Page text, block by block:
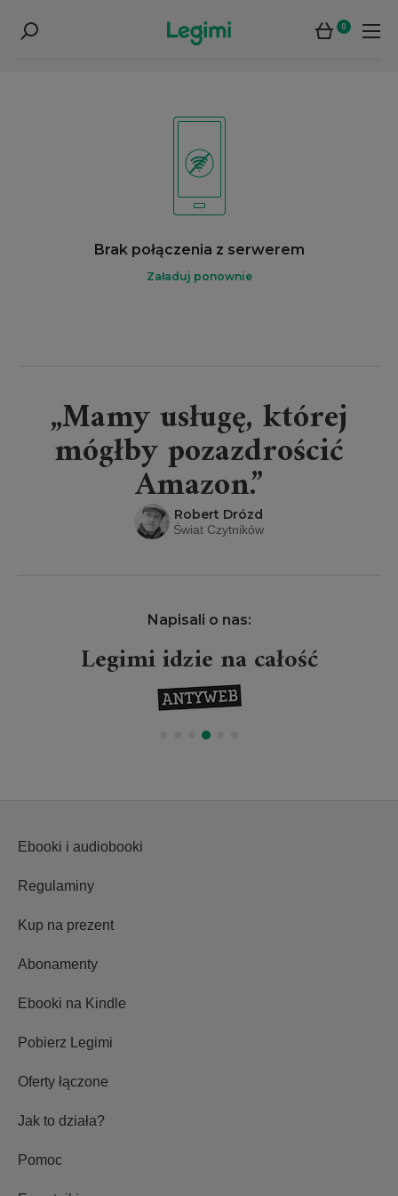
0
Brak połączenia z serwerem
Załaduj ponownie
„Mamy usługę, której
mógłby pozazdrościć
Amazon.”
Robert Drózd
Świat Czytników
Napisali o nas:
Legimi idzie na całość
Ebooki i audiobooki
Regulaminy
Kup na prezent
Abonamenty
Ebooki na Kindle
Pobierz Legimi
Oferty łączone
Jak to działa?
Pomoc